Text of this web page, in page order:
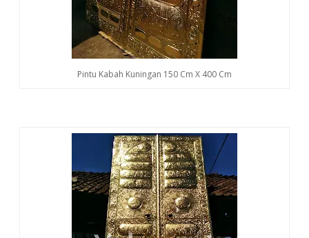
Pintu Kabah Kuningan 150 Cm X 400 Cm